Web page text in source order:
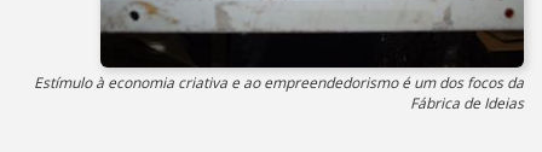
Estímulo à economia criativa e ao empreendedorismo é um dos focos da
Fábrica de Ideias